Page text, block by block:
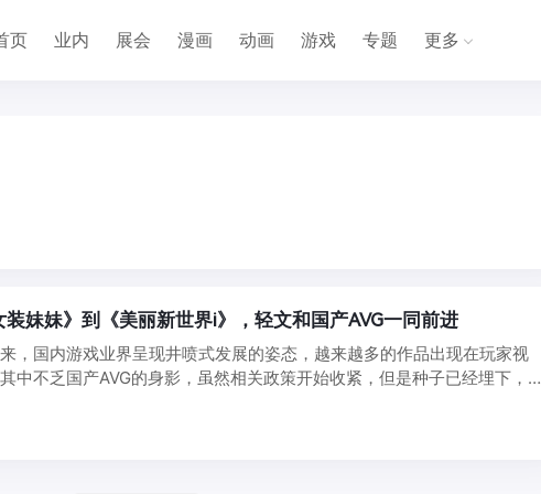
页 业内 展会 漫画 动画 游戏 专题 更多
装妹妹》到《美丽新世界i》，轻文和国产AVG一同前进
，国内游戏业界呈现井喷式发展的姿态，越来越多的作品出现在玩家视
中不乏国产AVG的身影，虽然相关政策开始收紧，但是种子已经埋下，越